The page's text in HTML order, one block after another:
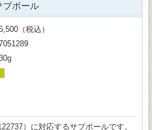
ブポール
（税込）
）に対応するサブポールです。